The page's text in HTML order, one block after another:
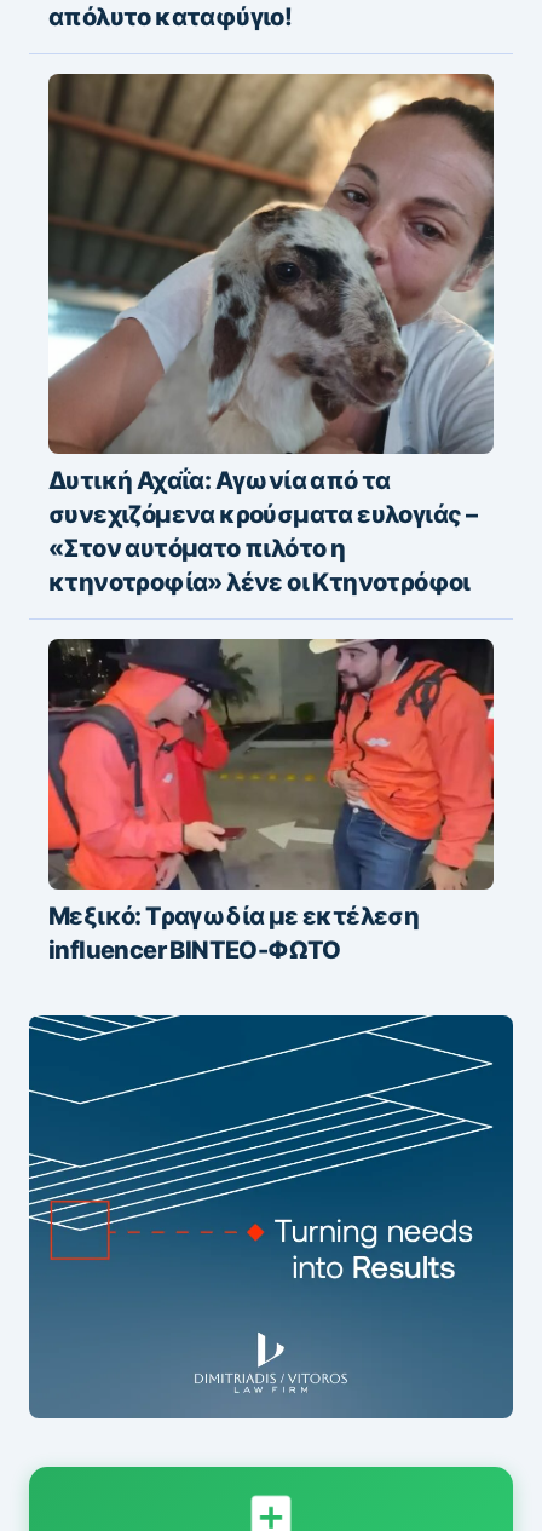
απόλυτο καταφύγιο!
Δυτική Αχαΐα: Αγωνία από τα
συνεχιζόμενα κρούσματα ευλογιάς –
«Στον αυτόματο πιλότο η
κτηνοτροφία» λένε οι Κτηνοτρόφοι
Μεξικό: Τραγωδία με εκτέλεση
influencer ΒΙΝΤΕΟ-ΦΩΤΟ